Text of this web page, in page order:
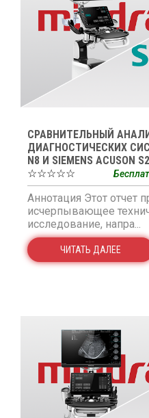
СРАВНИТЕЛЬНЫЙ
ДИАГНОСТИЧЕСКИХ
N8 И SIEMENS ACUSON
☆☆☆☆☆
Аннотация Этот отчет
исчерпывающее
исследование, напра...
ЧИТАТЬ ДАЛЕЕ